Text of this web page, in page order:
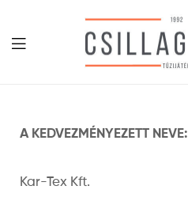
A KEDVEZMÉNYEZETT NEVE:
Kar-Tex Kft.